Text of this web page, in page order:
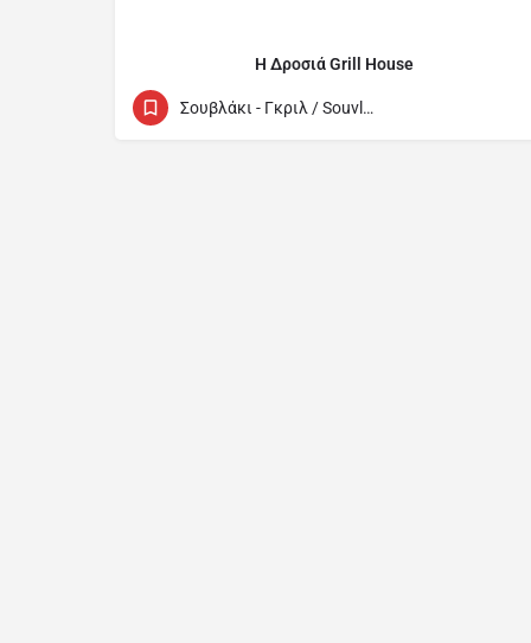
Η Δροσιά Grill House
+35797620529 68 Ippokratous (Inside Walls)
Σουβλάκι - Γκριλ / Souvlaki - Grill